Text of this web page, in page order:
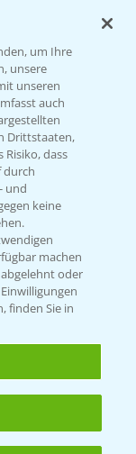
um Ihre
unsere
unseren
auch
Drittstaaten,
Risiko, dass
durch
und
keine
machen
oder
finden Sie in